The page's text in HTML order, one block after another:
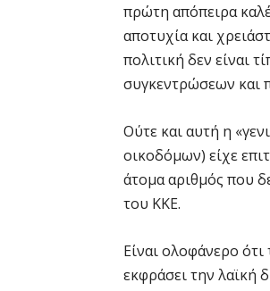
πρώτη απόπειρα
αποτυχία και
πολιτική δεν είναι
συγκεντρώσεων και
Ούτε και αυτή η
οικοδόμων) είχε
άτομα αριθμός που
του ΚΚΕ.
Είναι ολοφάνερο
εκφράσει την λαϊκή